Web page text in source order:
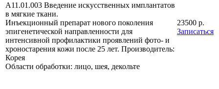
A11.01.003 Введение искусственных имплантатов
в мягкие ткани.
Инъекционный препарат нового поколения
эпигенетической направленности для
интенсивной профилактики проявлений фото- и
хроностарения кожи после 25 лет. Производитель:
Корея
Области обработки: лицо, шея, декольте
23500 р.
Записаться